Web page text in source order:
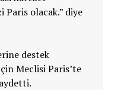
olacak.” diye
destek
Meclisi Paris’te